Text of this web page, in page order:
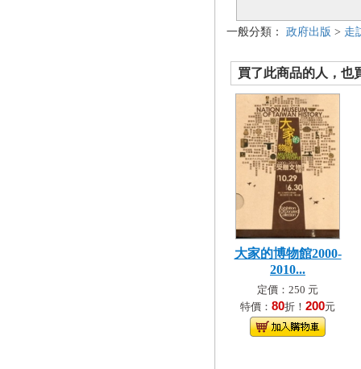
一般分類： 政府出版 > 走
買了此商品的人，也
大家的博物館2000-
2010...
定價：250 元
特價： 80折！ 200元